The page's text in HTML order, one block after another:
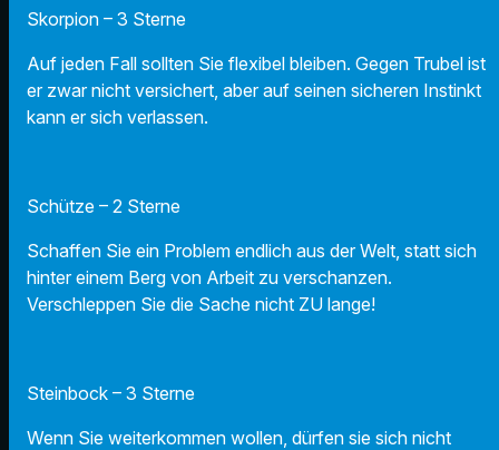
Skorpion – 3 Sterne
Auf jeden Fall sollten Sie flexibel bleiben. Gegen Trubel ist
er zwar nicht versichert, aber auf seinen sicheren Instinkt
kann er sich verlassen.
Schütze – 2 Sterne
Schaffen Sie ein Problem endlich aus der Welt, statt sich
hinter einem Berg von Arbeit zu verschanzen.
Verschleppen Sie die Sache nicht ZU lange!
Steinbock – 3 Sterne
Wenn Sie weiterkommen wollen, dürfen sie sich nicht